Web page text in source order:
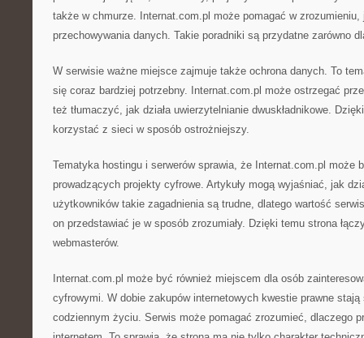
także w chmurze. Internat.com.pl może pomagać w zrozumieniu,
przechowywania danych. Takie poradniki są przydatne zarówno
W serwisie ważne miejsce zajmuje także ochrona danych. To
się coraz bardziej potrzebny. Internat.com.pl może ostrzegać
też tłumaczyć, jak działa uwierzytelnianie dwuskładnikowe.
korzystać z sieci w sposób ostrożniejszy.
Tematyka hostingu i serwerów sprawia, że Internat.com.pl może
prowadzących projekty cyfrowe. Artykuły mogą wyjaśniać, jak
użytkowników takie zagadnienia są trudne, dlatego wartość
on przedstawiać je w sposób zrozumiały. Dzięki temu strona
webmasterów.
Internat.com.pl może być również miejscem dla osób
cyfrowymi. W dobie zakupów internetowych kwestie prawne
codziennym życiu. Serwis może pomagać zrozumieć, dlaczego